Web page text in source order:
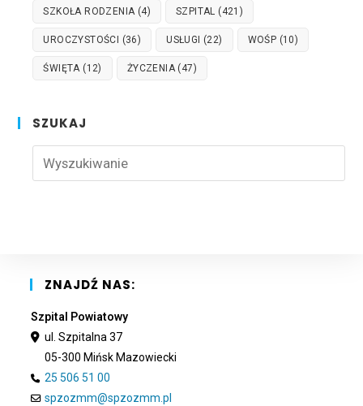
SZKOŁA RODZENIA(4) SZPITAL (421)
UROCZYSTOŚCI (36) USŁUGI (22) WOŚP (10)
ŚWIĘTA(12) ŻYCZENIA(47)
SZUKAJ
ZNAJDŹ NAS:
Szpital Powiatowy
ul. Szpitalna 37
05-300 Mińsk Mazowiecki
25 506 51 00
spzozmm@spzozmm.pl